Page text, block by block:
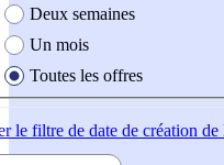
Deux semaines
Un mois
Toutes les offres
le filtre de date de création